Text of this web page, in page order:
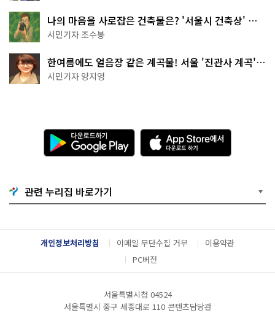
나의 마음을 사로잡은 건축물은? '서울시 건축상' 수
상작 공개!
시민기자 조수봉
한여름에도 얼음장 같은 계곡물! 서울 '진관사 계곡'이
천국이네~
시민기자 양지영
다
운
로
기
G
o
g
l
e
l
A
p
p
e
서
다
운
드
관련 누리집 바로가기
개인정보처리방침 이메일 무단수집 거부
이용약관
PC버전
서울특별시청 04524
서울특별시 중구 세종대로 110 콘텐츠담당관